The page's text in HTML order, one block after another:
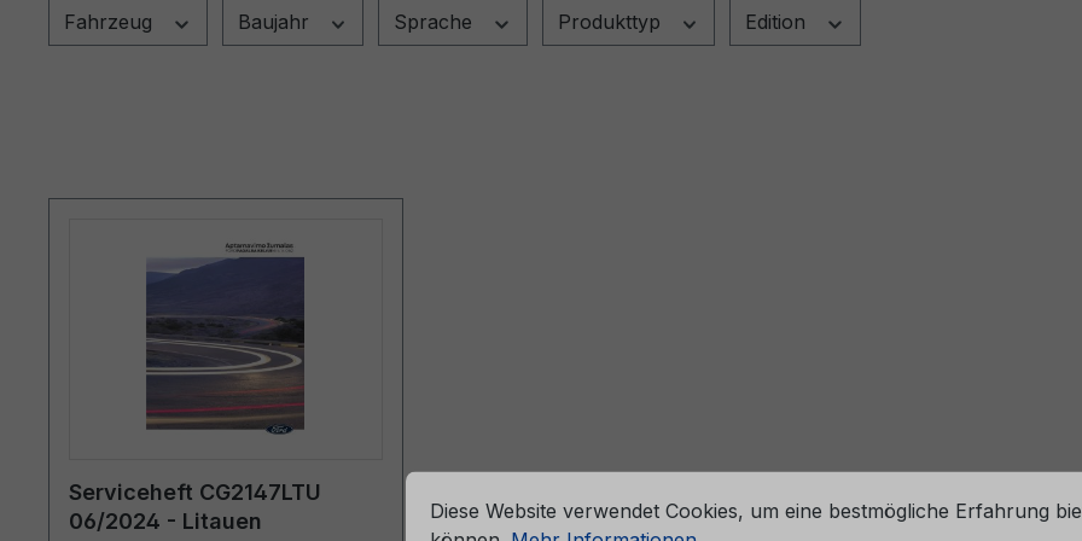
Fahrzeug Baujahr Sprache Produkttyp Edition
Serviceheft CG2147LTU
06/2024 - Litauen
Cookie-Voreinstellungen
Mehr Informationen ...
Diese Website verwendet Cookies, um eine bestmögliche Erfahrung